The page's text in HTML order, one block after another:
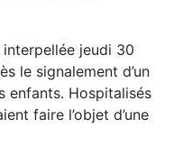
jeudi 30
le signalement d’un
enfants. Hospitalisés
faire l’objet d’une